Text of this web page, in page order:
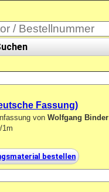
Fassung)
von Wolfgang Binder
1m
bestellen